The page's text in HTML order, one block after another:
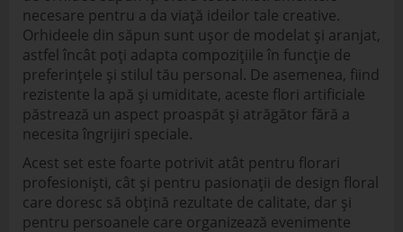
necesare pentru a da viață ideilor tale creative.
Orhideele din săpun sunt ușor de modelat și aranjat,
astfel încât poți adapta compozițiile în funcție de
preferințele și stilul tău personal. De asemenea, fiind
rezistente la apă și umiditate, aceste flori artificiale
păstrează un aspect proaspăt și atrăgător fără a
necesita îngrijiri speciale.
Acest set este foarte potrivit atât pentru florari
profesioniști, cât și pentru pasionații de design floral
care doresc să obțină rezultate de calitate, dar și
pentru persoanele care organizează evenimente